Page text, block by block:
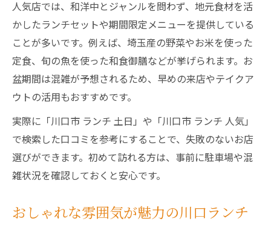
人気店では、和洋中とジャンルを問わず、地元食材を活
かしたランチセットや期間限定メニューを提供している
ことが多いです。例えば、埼玉産の野菜やお米を使った
定食、旬の魚を使った和食御膳などが挙げられます。お
盆期間は混雑が予想されるため、早めの来店やテイクア
ウトの活用もおすすめです。
実際に「川口市 ランチ 土日」や「川口市 ランチ 人気」
で検索した口コミを参考にすることで、失敗のないお店
選びができます。初めて訪れる方は、事前に駐車場や混
雑状況を確認しておくと安心です。
おしゃれな雰囲気が魅力の川口ランチ